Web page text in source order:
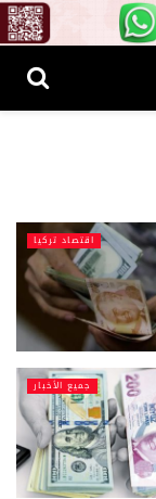
اقتصاد تركيا
جميع الأخبار